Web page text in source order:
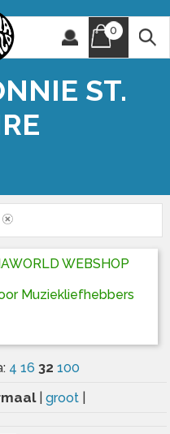
0
ST.
WEBSHOP
Muziekliefhebbers
4 16 32 100
groot